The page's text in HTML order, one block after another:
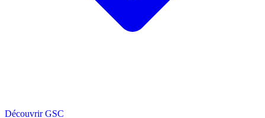
Découvrir GSC